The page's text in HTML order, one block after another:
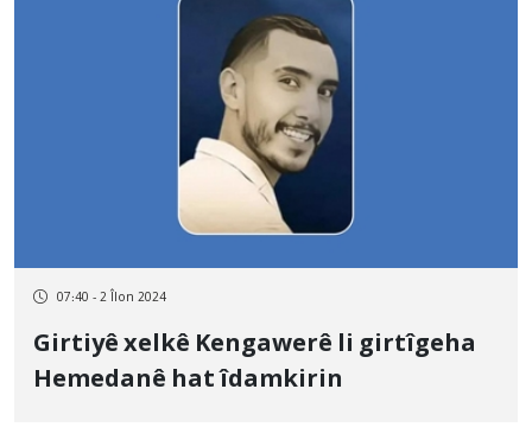
07:40 - 2 Îlon 2024
Girtiyê xelkê Kengawerê li girtîgeha
Hemedanê hat îdamkirin